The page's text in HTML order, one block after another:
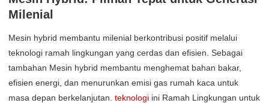
Milenial
Mesin hybrid membantu milenial berkontribusi positif melalui
teknologi ramah lingkungan yang cerdas dan efisien. Sebagai
tambahan Mesin hybrid membantu menghemat bahan bakar,
efisien energi, dan menurunkan emisi gas rumah kaca untuk
masa depan berkelanjutan. teknologi ini Ramah Lingkungan untuk